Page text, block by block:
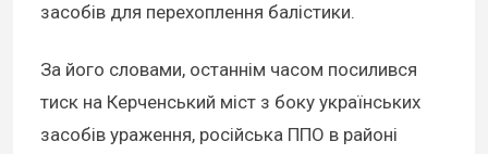
засобів для перехоплення балістики.
За його словами, останнім часом посилився
тиск на Керченський міст з боку українських
засобів ураження, російська ППО в районі